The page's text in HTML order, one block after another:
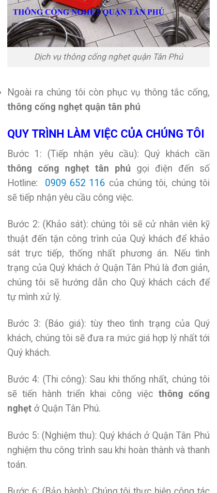
Dịch vụ thông cống nghẹt quận Tân Phú
Ngoài ra chúng tôi còn phục vụ thông tắc cống,
thông cống nghẹt quận tân phú
QUY TRÌNH LÀM VIỆC CỦA CHÚNG TÔI
Bước 1: (Tiếp nhận yêu cầu): Quý khách cần
thông cống nghẹt tân phú gọi điện đến số
Hotline: 0909 652 116 của chúng tôi, chúng tôi
sẽ tiếp nhận yêu cầu công việc.
Bước 2: (Khảo sát): chúng tôi sẽ cử nhân viên kỹ
thuật đến tận công trình của Quý khách để khảo
sát trực tiếp, thống nhất phương án. Nếu tình
trạng của Quý khách ở Quận Tân Phú là đơn giản,
chúng tôi sẽ hướng dẫn cho Quý khách cách để
tự mình xử lý.
Bước 3: (Báo giá): tùy theo tình trạng của Quý
khách, chúng tôi sẽ đưa ra mức giá hợp lý nhất tới
Quý khách.
Bước 4: (Thi công): Sau khi thống nhất, chúng tôi
sẽ tiến hành triển khai công việc thông cống
nghẹt ở Quận Tân Phú.
Bước 5: (Nghiệm thu): Quý khách ở Quận Tân Phú
nghiệm thu công trình sau khi hoàn thành và thanh
toán.